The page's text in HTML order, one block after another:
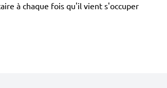
à chaque fois qu'il vient s'occuper